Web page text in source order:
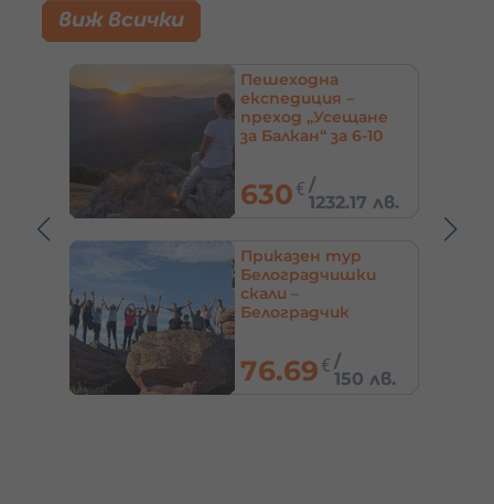
виж всички
Каякинг в Гърция
275 € /
537.85 лв.
Полет с балон над
Белоградчик и
Белоградчишките
скали
120€/234.70 лв.